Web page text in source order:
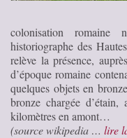
colonisation romaine
historiographe des
relève la présence,
d’époque romaine
quelques objets en
bronze chargée
kilomètres en amont…
(source wikipedia … lire